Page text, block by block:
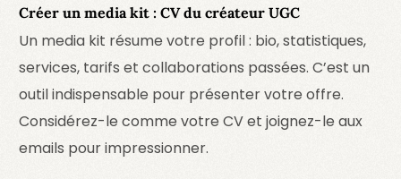
Créer un media kit : CV du créateur UGC
Un media kit résume votre profil : bio, statistiques,
services, tarifs et collaborations passées. C’est un
outil indispensable pour présenter votre offre.
Considérez-le comme votre CV et joignez-le aux
emails pour impressionner.